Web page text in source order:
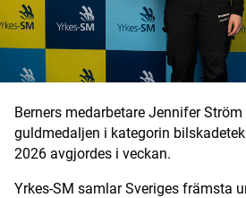
Berners medarbetare Jennifer
guldmedaljen i kategorin
2026 avgjordes i veckan.
Yrkes-SM samlar Sveriges främsta